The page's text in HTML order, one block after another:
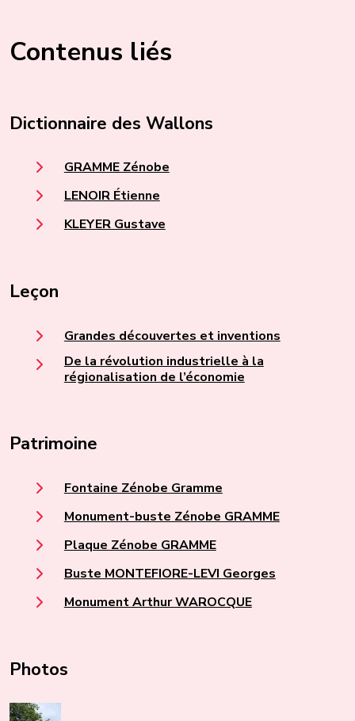
Contenus liés
Dictionnaire des Wallons
GRAMME Zénobe
LENOIR Étienne
KLEYER Gustave
Leçon
Grandes découvertes et inventions
De la révolution industrielle à la
régionalisation de l’économie
Patrimoine
Fontaine Zénobe Gramme
Monument-buste Zénobe GRAMME
Plaque Zénobe GRAMME
Buste MONTEFIORE-LEVI Georges
Monument Arthur WAROCQUE
Photos